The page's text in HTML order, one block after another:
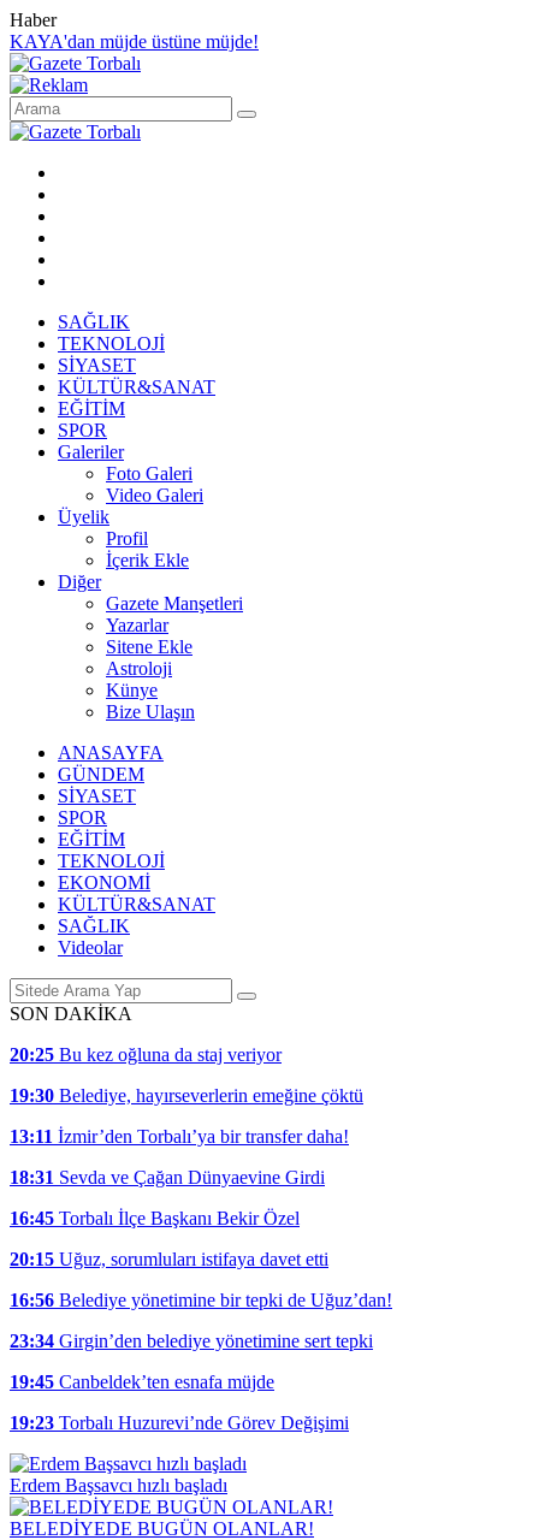
Haber
KAYA'dan müjde üstüne müjde!
SAĞLIK
TEKNOLOJİ
SİYASET
KÜLTÜR&SANAT
EĞİTİM
SPOR
Galeriler
Foto Galeri
Video Galeri
Üyelik
Profil
İçerik Ekle
Diğer
Gazete Manşetleri
Yazarlar
Sitene Ekle
Astroloji
Künye
Bize Ulaşın
ANASAYFA
GÜNDEM
SİYASET
SPOR
EĞİTİM
TEKNOLOJİ
EKONOMİ
KÜLTÜR&SANAT
SAĞLIK
Videolar
SON DAKİKA
20:25 Bu kez oğluna da staj veriyor
19:30 Belediye, hayırseverlerin emeğine çöktü
13:11 İzmir’den Torbalı’ya bir transfer daha!
18:31 Sevda ve Çağan Dünyaevine Girdi
16:45 Torbalı İlçe Başkanı Bekir Özel
20:15 Uğuz, sorumluları istifaya davet etti
16:56 Belediye yönetimine bir tepki de Uğuz’dan!
23:34 Girgin’den belediye yönetimine sert tepki
19:45 Canbeldek’ten esnafa müjde
19:23 Torbalı Huzurevi’nde Görev Değişimi
Erdem Başsavcı hızlı başladı
BELEDİYEDE BUGÜN OLANLAR!